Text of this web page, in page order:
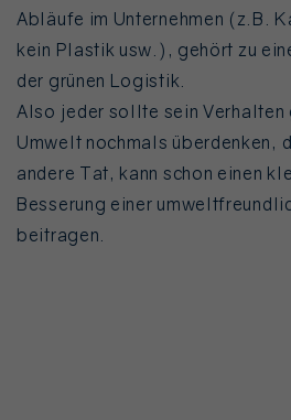
Abläufe im Unternehmen (z.B.
kein Plastik usw.), gehört zu
der grünen Logistik.
Also jeder sollte sein Verhalten
Umwelt nochmals überdenken,
andere Tat, kann schon einen
Besserung einer
beitragen.